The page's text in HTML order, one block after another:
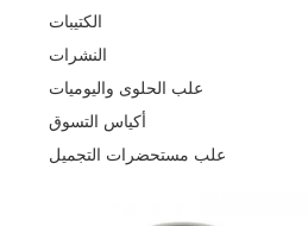
الكتيبات
النشرات
علب الحلوى واليوميات
أكياس التسوق
علب مستحضرات التجميل